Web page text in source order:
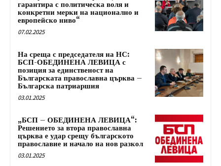
гарантира с политическа воля и
конкретни мерки на национално и
европейско ниво“
07.02.2025
На среща с председателя на НС:
БСП-ОБЕДИНЕНА ЛЕВИЦА с
позиция за единственост на
Българската православна църква –
Българска патриаршия
03.01.2025
„БСП – ОБЕДИНЕНА ЛЕВИЦА“:
Решението за втора православна
църква е удар срещу българското
православие и начало на нов разкол
03.01.2025